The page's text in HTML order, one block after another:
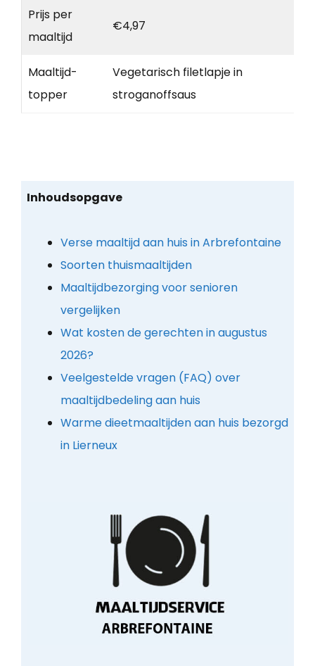
Prijs per
maaltijd
€4,97
Maaltijd-
topper
Vegetarisch filetlapje in
stroganoffsaus
Inhoudsopgave
Verse maaltijd aan huis in Arbrefontaine
Soorten thuismaaltijden
Maaltijdbezorging voor senioren
vergelijken
Wat kosten de gerechten in augustus
2026?
Veelgestelde vragen (FAQ) over
maaltijdbedeling aan huis
Warme dieetmaaltijden aan huis bezorgd
in Lierneux